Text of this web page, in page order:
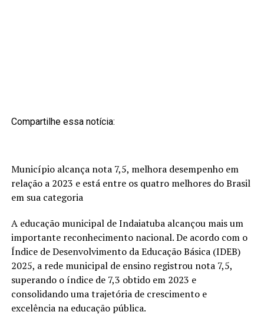
Compartilhe essa notícia:
Município alcança nota 7,5, melhora desempenho em
relação a 2023 e está entre os quatro melhores do Brasil
em sua categoria
A educação municipal de Indaiatuba alcançou mais um
importante reconhecimento nacional. De acordo com o
Índice de Desenvolvimento da Educação Básica (IDEB)
2025, a rede municipal de ensino registrou nota 7,5,
superando o índice de 7,3 obtido em 2023 e
consolidando uma trajetória de crescimento e
excelência na educação pública.